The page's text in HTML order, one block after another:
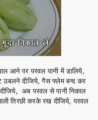
आने पर परवल पानी में डालिये,
उबलने दीजिये, गैस फ्लेम बन्द कर
अब परवल से पानी निकाल
तिरछी करके रख दीजिये, परवल